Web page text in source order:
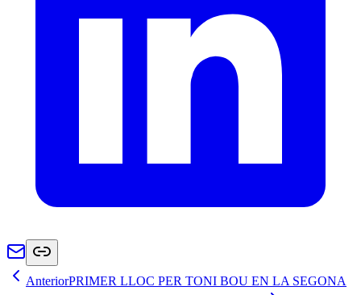
AnteriorPRIMER LLOC PER TONI BOU EN LA SEGONA